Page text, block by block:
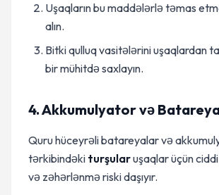
Uşaqların bu maddələrlə təmas
alın.
Bitki qulluq vasitələrini uşaqlardan
bir mühitdə saxlayın.
4. Akkumulyator və
Quru hüceyrəli batareyalar və
tərkibindəki turşularuşaqlar üçün
və zəhərlənmə riski daşıyır.